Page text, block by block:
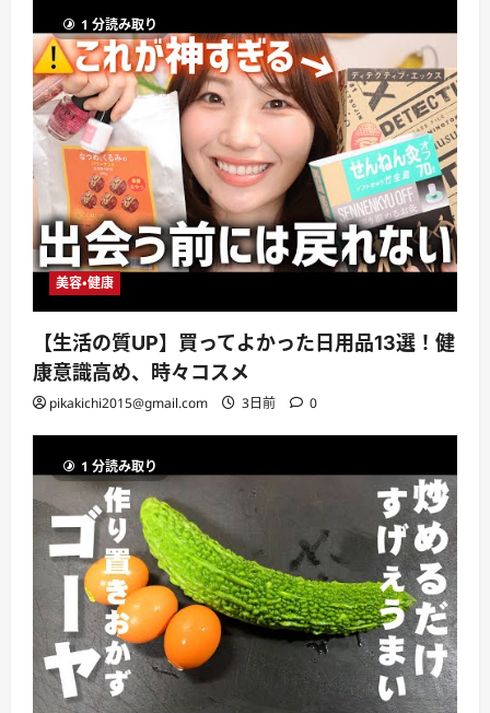
1 分読み取り
美容・健康
【生活の質UP】買ってよかった日用品13選！健
康意識高め、時々コスメ
pikakichi2015@gmail.com 3日前 0
1 分読み取り